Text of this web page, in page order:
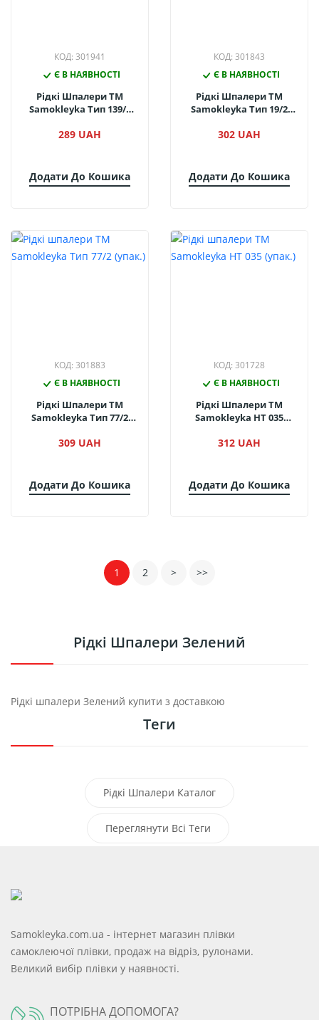
КОД: 301941
Є В НАЯВНОСТІ
Рідкі Шпалери ТМ
Samokleyka Тип 139/2
289 UAH
Додати До Кошика
КОД: 301843
Є В НАЯВНОСТІ
Рідкі Шпалери ТМ
Samokleyka Тип 19/2
302 UAH
Додати До Кошика
КОД: 301883
Є В НАЯВНОСТІ
Рідкі Шпалери ТМ
Samokleyka Тип 77/2
309 UAH
Додати До Кошика
КОД: 301728
Є В НАЯВНОСТІ
Рідкі Шпалери ТМ
Samokleyka НТ 035
312 UAH
Додати До Кошика
1 2 > >>
Рідкі Шпалери Зелений
Рідкі шпалери Зелений купити з доставкою
Теги
Рідкі Шпалери Каталог
Жидкие Обои Распродажа
Рідкі Шпалери В Кривому Розі
Рідкі Шпалери В Одесі
Рідкі Шпалери В Харкові
Переглянути Всі Теги
Samokleyka.com.ua - інтернет магазин плівки
самоклеючої плівки, продаж на відріз, рулонами.
Великий вибір плівки у наявності.
ПОТРІБНА ДОПОМОГА?